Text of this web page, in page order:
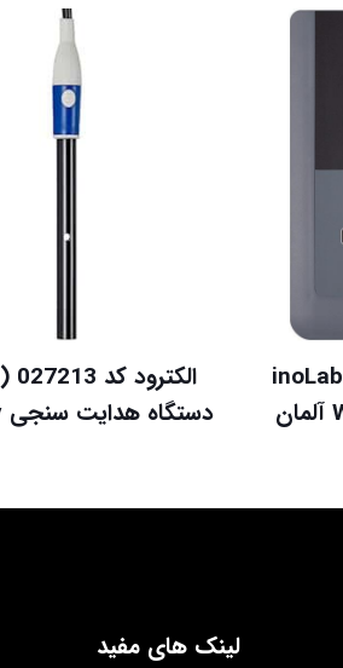
هدایت سنج رومیزی مدل inoLab
دستگاه هدایت سنجی Jenway
لینک های مفید